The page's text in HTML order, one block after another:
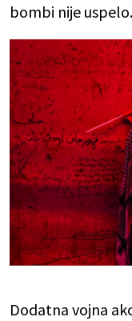
bombi nije uspelo.
Dodatna vojna